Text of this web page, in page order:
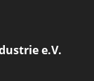
e.V.